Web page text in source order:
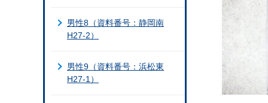
男性8（資料番号：静岡南
H27-2）
男性9（資料番号：浜松東
H27-1）